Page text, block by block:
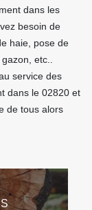
dans les
besoin de
haie, pose de
etc..
service des
dans le 02820 et
de tous alors